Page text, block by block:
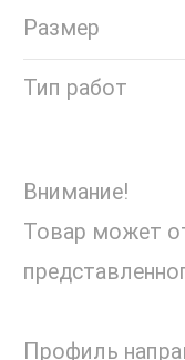
Размер
Тип работ
Внимание!
Товар может
Профиль